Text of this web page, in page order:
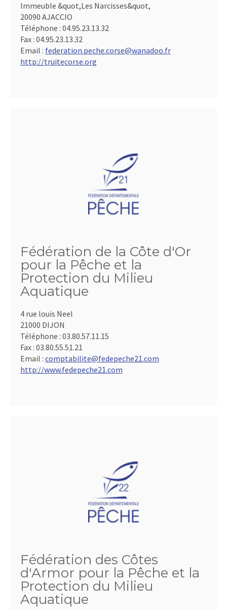
Immeuble &quot,Les Narcisses&quot,
20090 AJACCIO
Téléphone : 04.95.23.13.32
Fax : 04.95.23.13.32
Email : federation.peche.corse@wanadoo.fr
http://truitecorse.org
Fédération de la Côte d'Or
pour la Pêche et la
Protection du Milieu
Aquatique
4 rue louis Neel
21000 DIJON
Téléphone : 03.80.57.11.15
Fax : 03.80.55.51.21
Email : comptabilite@fedepeche21.com
http://www.fedepeche21.com
Fédération des Côtes
d'Armor pour la Pêche et la
Protection du Milieu
Aquatique